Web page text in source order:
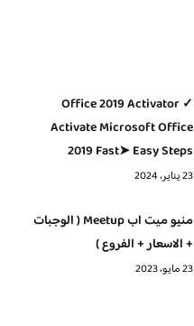
Office 2019 Activator ✓
Activate Microsoft Office
2019 Fast➤ Easy Steps
23 يناير، 2024
منيو ميت اب Meetup ( الوجبات
+ الاسعار + الفروع )
23 مايو، 2023